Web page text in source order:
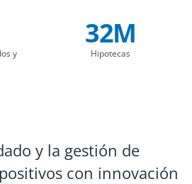
y
32M
Hipotecas
y la gestión de
con innovación